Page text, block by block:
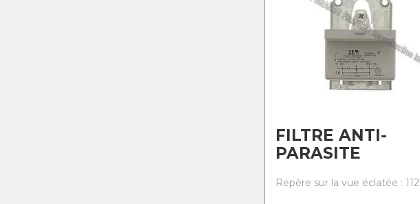
FILTRE ANTI-
PARASITE
Repère sur la vue éclatée : 112